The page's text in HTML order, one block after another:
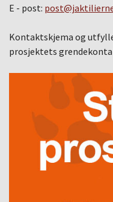
E - post:
Kontaktskjema og
prosjektets